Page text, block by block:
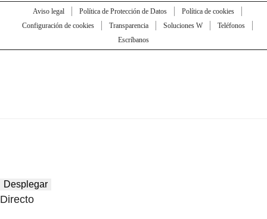
Aviso legal Política de Protección de Datos
Política de cookies
Configuración de cookies
Transparencia Soluciones W
Teléfonos
Escríbanos
Desplegar
Directo